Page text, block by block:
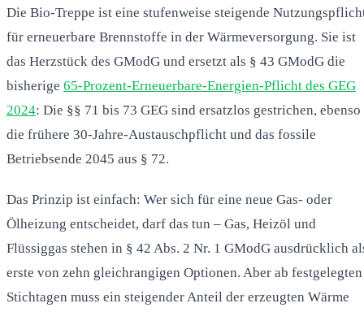
Die Bio-Treppe ist eine stufenweise steigende
für erneuerbare Brennstoffe in der Wärmeversorgung. Sie ist
das Herzstück des GModG und ersetzt als § 43 GModG die
bisherige 65-Prozent-Erneuerbare-Energien-Pflicht des GEG
2024: Die §§ 71 bis 73 GEG sind ersatzlos gestrichen, ebenso
die frühere 30-Jahre-Austauschpflicht und das fossile
Betriebsende 2045 aus § 72.
Das Prinzip ist einfach: Wer sich für eine neue Gas- oder
Ölheizung entscheidet, darf das tun – Gas, Heizöl und
Flüssiggas stehen in § 42 Abs. 2 Nr. 1 GModG ausdrücklich
erste von zehn gleichrangigen Optionen. Aber ab festgelegten
Stichtagen muss ein steigender Anteil der erzeugten Wärme